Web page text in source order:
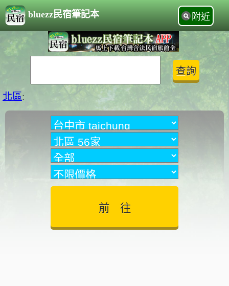
bluezz民宿筆記本 附近
北區: